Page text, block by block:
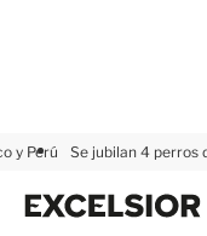
y Perú Se jubilan 4 perros
x